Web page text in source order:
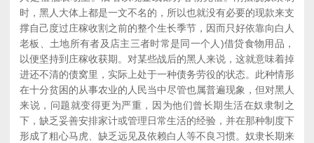
时，黑人大体上都是一文不名的，所以也就没有必要的现款来支
撑自己度过庄稼收割之前的整个生长季节，因而只好依靠向白人
老板、土地所有者及店主三者时常是同一个人)借贷食物用品，
以便坚持到庄稼收获期。对某些战后的黑人来说，这就意味着掉
进还不清的债窝里，实际上处于一种债务劳役的状态。此种情形
在十分贫困的从事农业的人民当中尽管也属普遍现象，但对黑人
来说，问题就变得更为严重，因为他们曾长期生活在奴隶制之
下，缺乏妥善安排家计或管理日常生活的经验，并在那种制度下
形成了粗心马虎、缺乏远见及依赖白人等不良习惯。奴隶长期来